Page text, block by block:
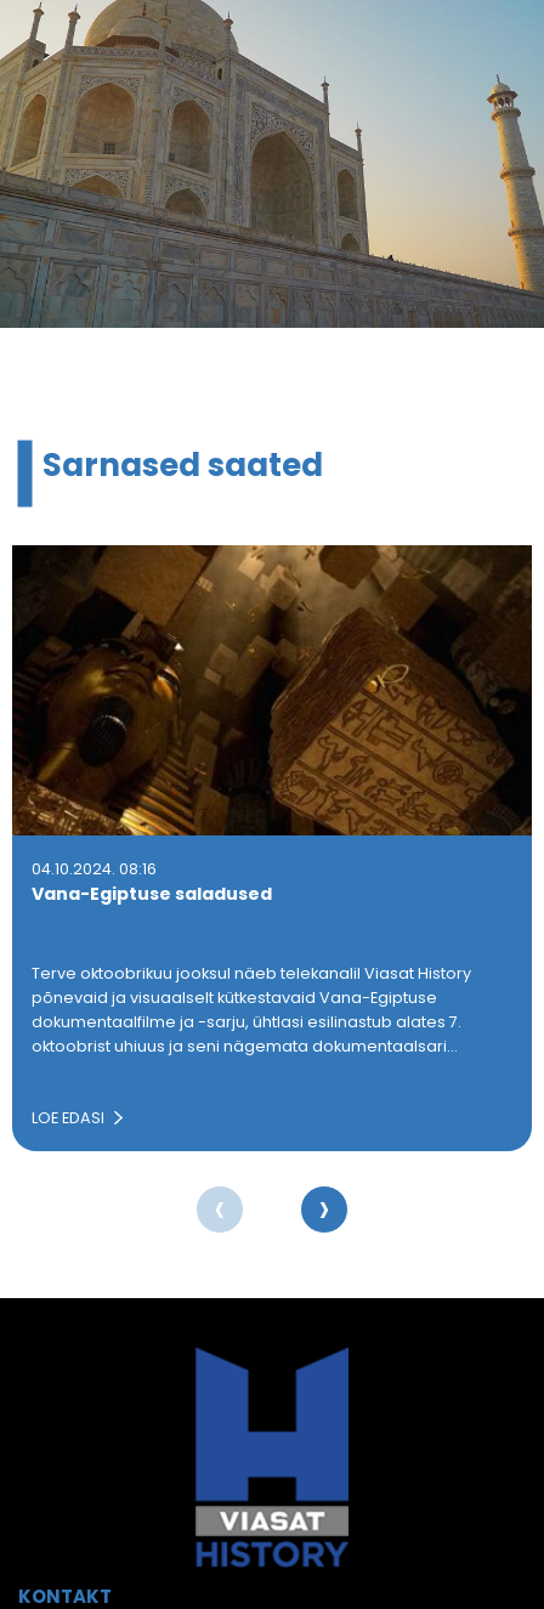
Sarnased saated
04.10.2024. 08:16
Vana-Egiptuse saladused
Terve oktoobrikuu jooksul näeb telekanalil Viasat History
põnevaid ja visuaalselt kütkestavaid Vana-Egiptuse
dokumentaalfilme ja -sarju, ühtlasi esilinastub alates 7.
oktoobrist uhiuus ja seni nägemata dokumentaalsari…
LOE EDASI
‹ ›
KONTAKT